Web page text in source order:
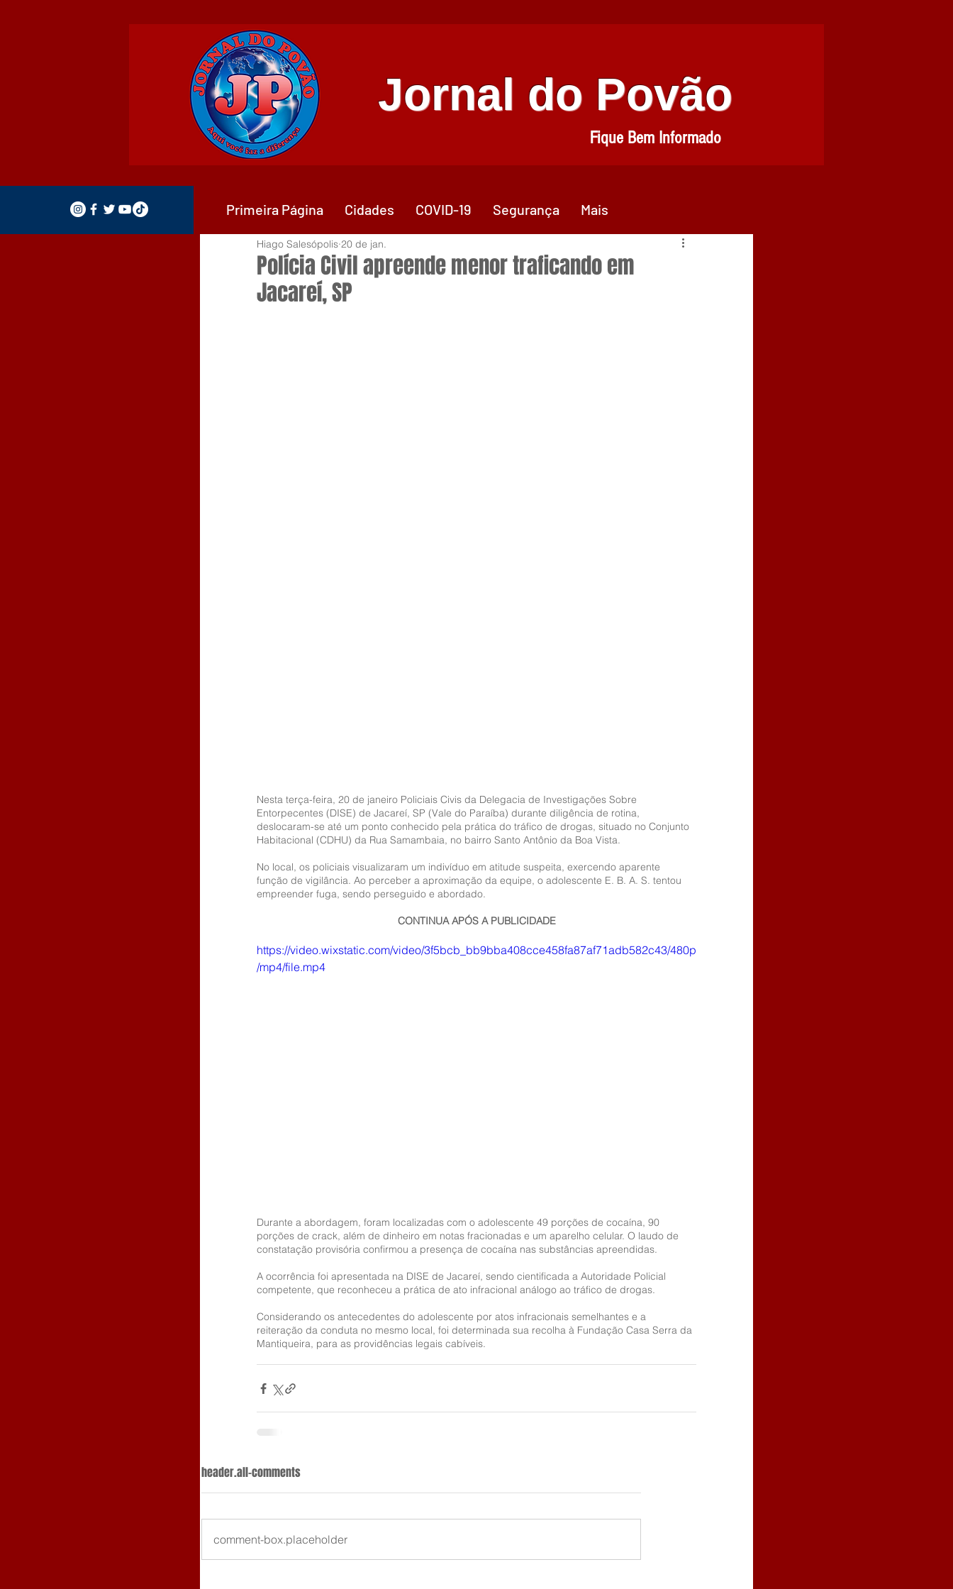
Jornal do Povão
Fique Bem Informado
Polícia Civil apreende menor traficando em
Jacareí, SP
Hiago Salesópolis 20 de jan.
Nesta terça-feira, 20 de janeiro Policiais Civis da Delegacia de Investigações Sobre
Entorpecentes (DISE) de Jacareí, SP (Vale do Paraíba) durante diligência de rotina,
deslocaram-se até um ponto conhecido pela prática do tráfico de drogas, situado no Conjunto
Habitacional (CDHU) da Rua Samambaia, no bairro Santo Antônio da Boa Vista.
No local, os policiais visualizaram um indivíduo em atitude suspeita, exercendo aparente
função de vigilância. Ao perceber a aproximação da equipe, o adolescente E. B. A. S. tentou
empreender fuga, sendo perseguido e abordado.
CONTINUA APÓS A PUBLICIDADE
https://video.wixstatic.com/video/3f5bcb_bb9bba408cce458fa87af71adb582c43/480p
/mp4/file.mp4
Durante a abordagem, foram localizadas com o adolescente 49 porções de cocaína, 90
porções de crack, além de dinheiro em notas fracionadas e um aparelho celular. O laudo de
constatação provisória confirmou a presença de cocaína nas substâncias apreendidas.
A ocorrência foi apresentada na DISE de Jacareí, sendo cientificada a Autoridade Policial
competente, que reconheceu a prática de ato infracional análogo ao tráfico de drogas.
Considerando os antecedentes do adolescente por atos infracionais semelhantes e a
reiteração da conduta no mesmo local, foi determinada sua recolha à Fundação Casa Serra da
Mantiqueira, para as providências legais cabíveis.
header.all-comments
comment-box.placeholder
Primeira Página Cidades COVID-19 Segurança Mais